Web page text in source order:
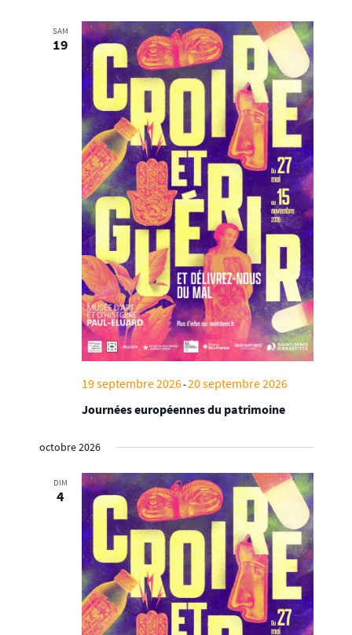
SAM
19
Journées européennes du patrimoine
19 septembre 2026-20 septembre 2026
octobre 2026
DIM
4